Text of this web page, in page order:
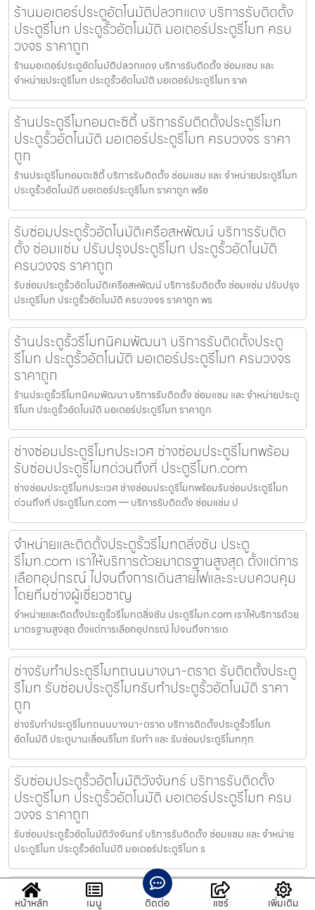
ร้านมอเตอร์ประตูอัตโนมัติปลวกแดง บริการรับติดตั้ง
ประตูรีโมท ประตูรั้วอัตโนมัติ มอเตอร์ประตูรีโมท ครบ
วงจร ราคาถูก
ร้านมอเตอร์ประตูอัตโนมัติปลวกแดง บริการรับติดตั้ง ซ่อมแซม และ
จำหน่ายประตูรีโมท ประตูรั้วอัตโนมัติ มอเตอร์ประตูรีโมท ราค
ร้านประตูรีโมทอมตะซิตี้ บริการรับติดตั้งประตูรีโมท
ประตูรั้วอัตโนมัติ มอเตอร์ประตูรีโมท ครบวงจร ราคา
ถูก
ร้านประตูรีโมทอมตะซิตี้ บริการรับติดตั้ง ซ่อมแซม และ จำหน่ายประตูรีโมท
ประตูรั้วอัตโนมัติ มอเตอร์ประตูรีโมท ราคาถูก พร้อ
รับซ่อมประตูรั้วอัตโนมัติเครือสหพัฒน์ บริการรับติด
ตั้ง ซ่อมแซ่ม ปรับปรุงประตูรีโมท ประตูรั้วอัตโนมัติ
ครบวงจร ราคาถูก
รับซ่อมประตูรั้วอัตโนมัติเครือสหพัฒน์ บริการรับติดตั้ง ซ่อมแซ่ม ปรับปรุง
ประตูรีโมท ประตูรั้วอัตโนมัติ ครบวงจร ราคาถูก พร
ร้านประตูรั้วรีโมทนิคมพัฒนา บริการรับติดตั้งประตู
รีโมท ประตูรั้วอัตโนมัติ มอเตอร์ประตูรีโมท ครบวงจร
ราคาถูก
ร้านประตูรั้วรีโมทนิคมพัฒนา บริการรับติดตั้ง ซ่อมแซม และ จำหน่ายประตู
รีโมท ประตูรั้วอัตโนมัติ มอเตอร์ประตูรีโมท ราคาถูก
ช่างซ่อมประตูรีโมทประเวศ ช่างซ่อมประตูรีโมทพร้อม
รับซ่อมประตูรีโมทด่วนถึงที่ ประตูรีโมท.com
ช่างซ่อมประตูรีโมทประเวศ ช่างซ่อมประตูรีโมทพร้อมรับซ่อมประตูรีโมท
ด่วนถึงที่ ประตูรีโมท.com — บริการรับติดตั้ง ซ่อมแซ่ม ป
จำหน่ายและติดตั้งประตูรั้วรีโมทตลิ่งชัน ประตู
รีโมท.com เราให้บริการด้วยมาตรฐานสูงสุด ตั้งแต่การ
เลือกอุปกรณ์ ไปจนถึงการเดินสายไฟและระบบควบคุม
โดยทีมช่างผู้เชี่ยวชาญ
จำหน่ายและติดตั้งประตูรั้วรีโมทตลิ่งชัน ประตูรีโมท.com เราให้บริการด้วย
มาตรฐานสูงสุด ตั้งแต่การเลือกอุปกรณ์ ไปจนถึงการเด
ช่างรับทำประตูรีโมทถนนบางนา-ตราด รับติดตั้งประตู
รีโมท รับซ่อมประตูรีโมทรับทำประตูรั้วอัตโนมัติ ราคา
ถูก
ช่างรับทำประตูรีโมทถนนบางนา-ตราด บริการติดตั้งประตูรั้วรีโมท
อัตโนมัติ ประตูบานเลื่อนรีโมท รับทำ และ รับซ่อมประตูรีโมททุก
รับซ่อมประตูรั้วอัตโนมัติวังจันทร์ บริการรับติดตั้ง
ประตูรีโมท ประตูรั้วอัตโนมัติ มอเตอร์ประตูรีโมท ครบ
วงจร ราคาถูก
รับซ่อมประตูรั้วอัตโนมัติวังจันทร์ บริการรับติดตั้ง ซ่อมแซม และ จำหน่าย
ประตูรีโมท ประตูรั้วอัตโนมัติ มอเตอร์ประตูรีโมท ร
จำหน่ายมอเตอร์ประตูรีโมทเชิงเนิน งานซ่อมจบไวรับ
หน้าหลัก เมนู ติดต่อ แชร์ เพิ่มเติม